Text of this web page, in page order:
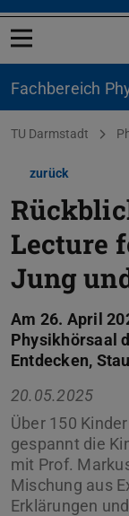
Menü öffnen
Fachbereich
Sie befinden sich
TU Darmstadt
zurück
Lecture
Jung
Am 26. April
Physikhörsaal
Entdecken,
20.05.2025
Über 150
gespannt die
mit Prof.
Mischung aus
Erklärungen